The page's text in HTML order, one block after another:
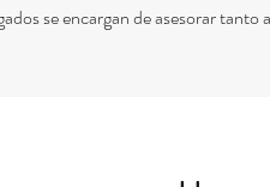
se encargan de asesorar tanto